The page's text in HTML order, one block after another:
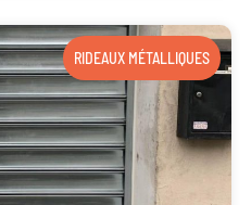
RIDEAUX MÉTALLIQUES